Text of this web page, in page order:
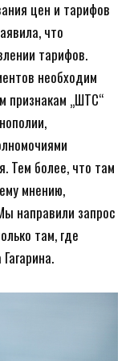
цен и тарифов
что
тарифов.
необходим
признакам „ШТС“
Тем более, что там
мнению,
направили запрос
там, где